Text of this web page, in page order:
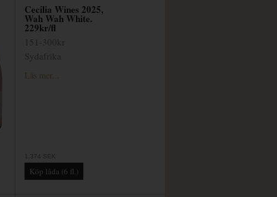
Cecilia Wines 2025,
Wah Wah White.
229kr/fl
151-300kr
Sydafrika
Läs mer...
1,374 SEK